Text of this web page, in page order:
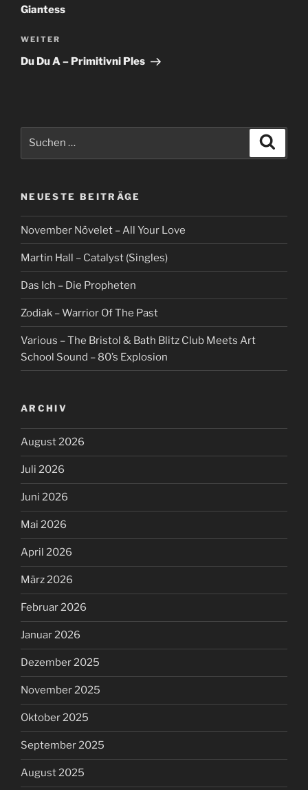
Giantess
Nächster
Beitrag
WEITER
Du Du A – Primitivni Ples
NEUESTE BEITRÄGE
November Növelet – All Your Love
Martin Hall – Catalyst (Singles)
Das Ich – Die Propheten
Zodiak – Warrior Of The Past
Various – The Bristol & Bath Blitz Club Meets Art
School Sound – 80’s Explosion
ARCHIV
August 2026
Juli 2026
Juni 2026
Mai 2026
April 2026
März 2026
Februar 2026
Januar 2026
Dezember 2025
November 2025
Oktober 2025
September 2025
August 2025